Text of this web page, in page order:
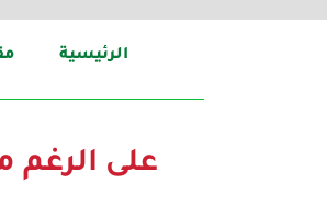
الرئيسية
على الرغم